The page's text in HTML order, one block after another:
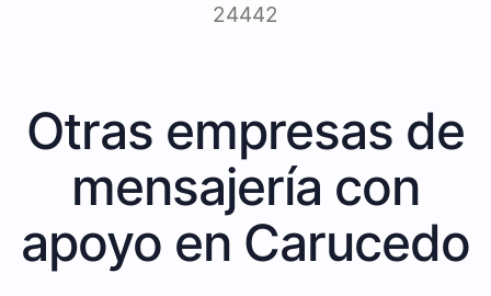
24442
Otras empresas de
mensajería con
apoyo en Carucedo